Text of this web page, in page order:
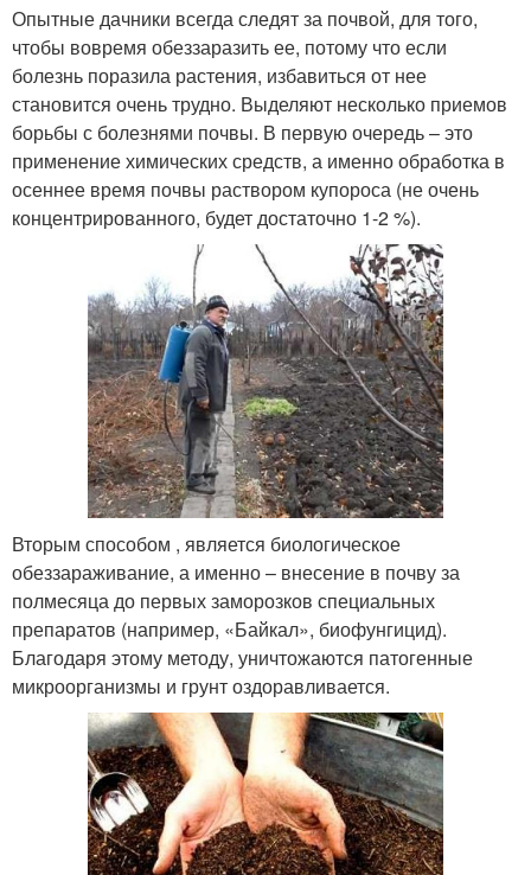
Опытные дачники всегда следят за почвой, для того,
чтобы вовремя обеззаразить ее, потому что если
болезнь поразила растения, избавиться от нее
становится очень трудно. Выделяют несколько приемов
борьбы с болезнями почвы. В первую очередь – это
применение химических средств, а именно обработка в
осеннее время почвы раствором купороса (не очень
концентрированного, будет достаточно 1-2 %).
Вторым способом , является биологическое
обеззараживание, а именно – внесение в почву за
полмесяца до первых заморозков специальных
препаратов (например, «Байкал», биофунгицид).
Благодаря этому методу, уничтожаются патогенные
микроорганизмы и грунт оздоравливается.